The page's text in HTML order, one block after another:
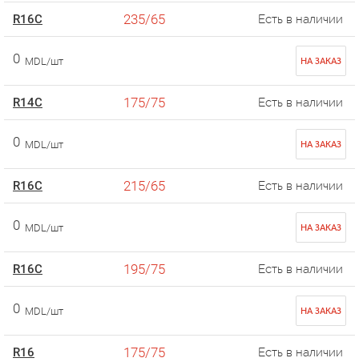
R16C 235/65 Есть в наличии
0 MDL/шт НА ЗАКАЗ
R14C 175/75 Есть в наличии
0 MDL/шт НА ЗАКАЗ
R16C 215/65 Есть в наличии
0 MDL/шт НА ЗАКАЗ
R16C 195/75 Есть в наличии
0 MDL/шт НА ЗАКАЗ
R16 175/75 Есть в наличии